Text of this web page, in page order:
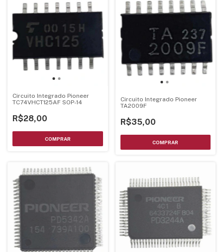
Circuito Integrado Pioneer
TC74VHCT125AF SOP-14
R$28,00
Circuito Integrado Pioneer
TA2009F
R$35,00